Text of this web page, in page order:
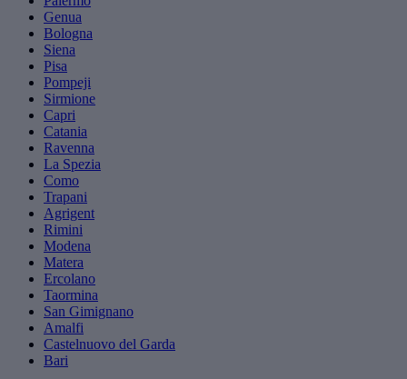
Genua
Bologna
Siena
Pisa
Pompeji
Sirmione
Capri
Catania
Ravenna
La Spezia
Como
Trapani
Agrigent
Rimini
Modena
Matera
Ercolano
Taormina
San Gimignano
Amalfi
Castelnuovo del Garda
Bari